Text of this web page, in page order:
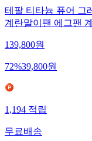
테팔 티타늄 퓨어 그
계란말이팬 에그팬
139,800원
72%39,800원
1,194적립
무료배송